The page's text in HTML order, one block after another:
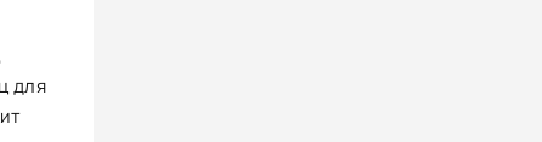
для